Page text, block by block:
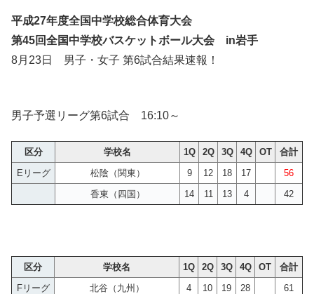
平成27年度全国中学校総合体育大会
第45回全国中学校バスケットボール大会 in岩手
8月23日 男子・女子 第6試合結果速報！
男子予選リーグ第6試合 16:10～
区分 学校名 1Q 2Q 3Q 4Q OT
合計
Eリーグ
松陰（関東） 9 12 18 17
56
香東（四国）
14 11 13 4 42
区分 学校名 1Q 2Q 3Q 4Q OT
合計
Fリーグ
北谷（九州） 4 10 19 28
61